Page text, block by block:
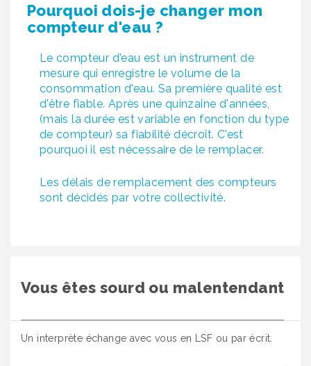
Pourquoi dois-je changer mon
compteur d'eau ?
Le compteur d'eau est un instrument de
mesure qui enregistre le volume de la
consommation d'eau. Sa première qualité est
d'être fiable. Après une quinzaine d'années,
(mais la durée est variable en fonction du type
de compteur) sa fiabilité décroît. C'est
pourquoi il est nécessaire de le remplacer.
Les délais de remplacement des compteurs
sont décidés par votre collectivité.
Vous êtes sourd ou malentendant
Un interprète échange avec vous en LSF ou par écrit.